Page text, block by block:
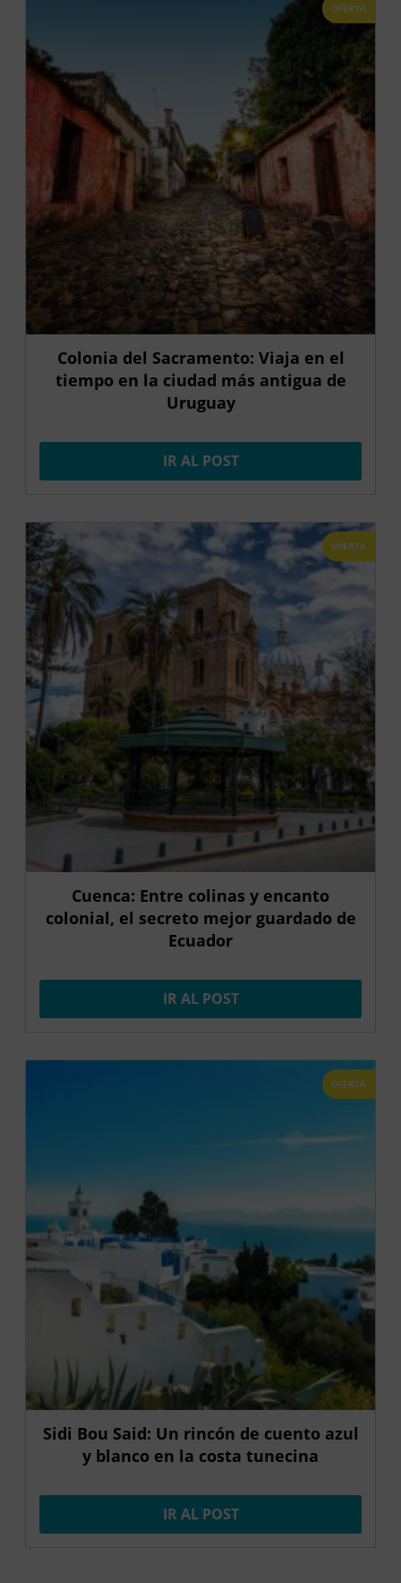
OFERTA
Colonia del Sacramento: Viaja en el
tiempo en la ciudad más antigua de
Uruguay
IR AL POST
OFERTA
Cuenca: Entre colinas y encanto
colonial, el secreto mejor guardado de
Ecuador
IR AL POST
OFERTA
Sidi Bou Said: Un rincón de cuento azul
y blanco en la costa tunecina
IR AL POST